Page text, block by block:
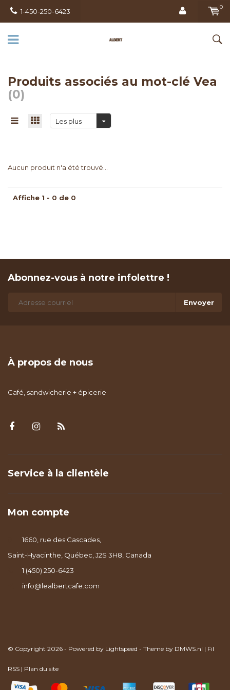
1-450-250-6423
0
Produits associés au mot-clé Vea
(0)
Les plus
Aucun produit n'a été trouvé...
Affiche 1 - 0 de 0
Abonnez-vous à notre infolettre !
Envoyer
À propos de nous
Café, sandwicherie + épicerie
Service à la clientèle
Mon compte
1660, rue des Cascades,
Saint-Hyacinthe, Québec, J2S 3H8, Canada
1 (450) 250-6423
info@lealbertcafe.com
© Copyright 2026 - Powered by Lightspeed - Theme by DMWS.nl | Fil
RSS | Plan du site